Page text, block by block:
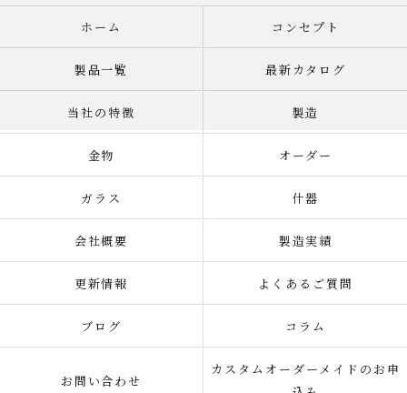
ホーム コンセプト
製品一覧 最新カタログ
当社の特徴 製造
金物 オーダー
ガラス 什器
会社概要 製造実績
更新情報 よくあるご質問
ブログ コラム
お問い合わせ
カスタムオーダーメイドのお申